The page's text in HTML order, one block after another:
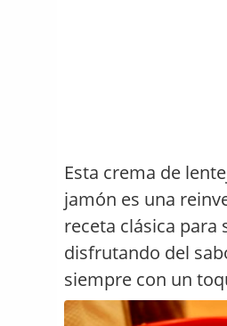
Esta crema de
jamón es una
receta clásica para
disfrutando del
siempre con un